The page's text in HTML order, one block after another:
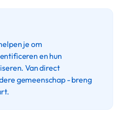
je om
en hun
Van direct
gemeenschap - breng